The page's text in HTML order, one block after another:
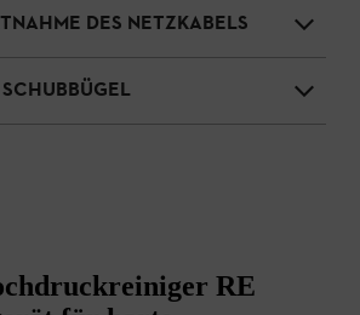
DES NETZKABELS
RE